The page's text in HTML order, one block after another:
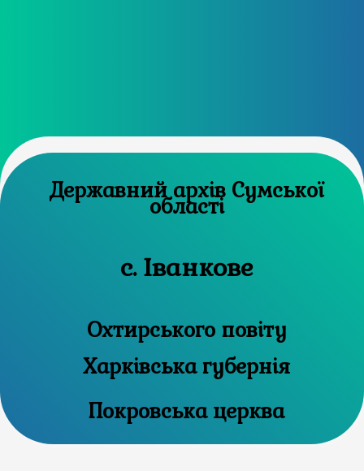
Державний архів Сумської
області
с. Іванкове
Охтирського повіту
Харківська губернія
Покровська церква